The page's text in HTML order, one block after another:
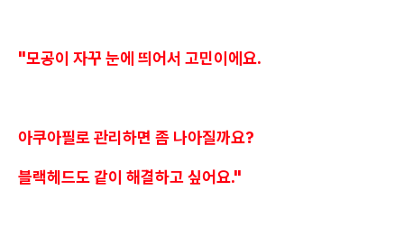
"모공이 자꾸 눈에 띄어서 고민이에요.
아쿠아필로 관리하면 좀 나아질까요?
블랙헤드도 같이 해결하고 싶어요."